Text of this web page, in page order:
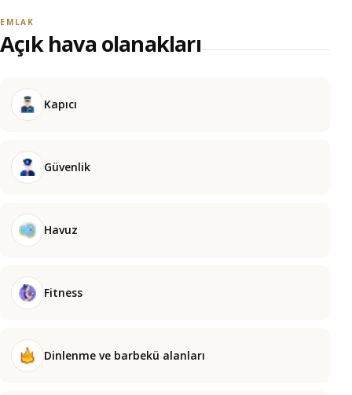
EMLAK
Açık hava olanakları
Kapıcı
Güvenlik
Havuz
Fitness
Dinlenme ve barbekü alanları